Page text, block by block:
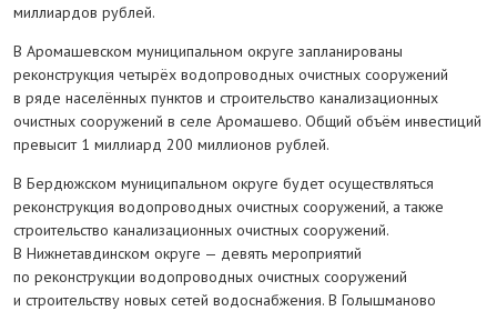
миллиардов рублей.
В Аромашевском муниципальном округе запланированы
реконструкция четырёх водопроводных очистных сооружений
в ряде населённых пунктов и строительство канализационных
очистных сооружений в селе Аромашево. Общий объём инвестиций
превысит 1 миллиард 200 миллионов рублей.
В Бердюжском муниципальном округе будет осуществляться
реконструкция водопроводных очистных сооружений, а также
строительство канализационных очистных сооружений.
В Нижнетавдинском округе — девять мероприятий
по реконструкции водопроводных очистных сооружений
и строительству новых сетей водоснабжения. В Голышманово